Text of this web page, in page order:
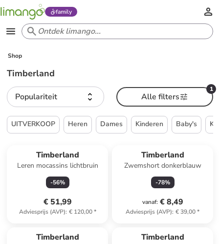
family
Shop
Timberland
Populariteit
1
Alle filters
UITVERKOOP Heren Dames Kinderen Baby's
Timberland
Leren mocassins lichtbruin
-56%
€ 51,99
Adviesprijs (AVP): € 120,00*
Timberland
Zwemshort donkerblauw
-78%
vanaf: € 8,49
Adviesprijs (AVP): € 39,00*
Timberland Timberland